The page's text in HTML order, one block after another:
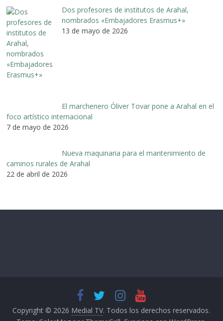
Dos profesores de institutos de Arahal,
nombrados «Embajadores Erasmus+»
13 de mayo de 2026
El marchenero Óliver Tovar pone a Arahal en el
foco artístico internacional
7 de mayo de 2026
Nueva maquinaria para el mantenimiento de
caminos rurales de Arahal
22 de abril de 2026
Copyright © 2026 Medial TV. Todos los derechos reservados.